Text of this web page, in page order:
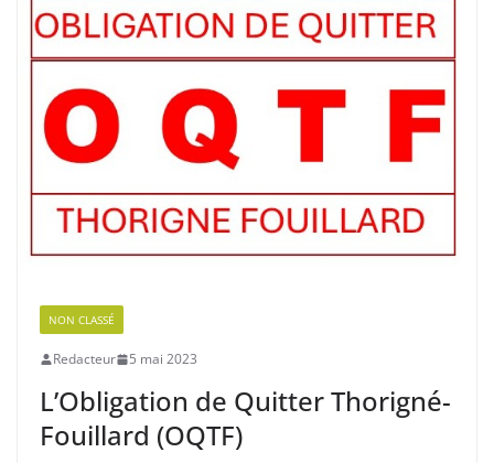
NON CLASSÉ
Redacteur 5 mai 2023
L’Obligation de Quitter Thorigné-
Fouillard (OQTF)